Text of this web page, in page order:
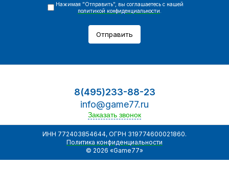
Нажимая "Отправить", вы соглашаетесь с нашей
политикой конфиденциальности
Отправить
8(495)233-88-23
info@game77.ru
Заказать звонок
ИНН 772403854644, ОГРН 319774600021860.
Политика конфиденциальности
© 2026 «Game77»